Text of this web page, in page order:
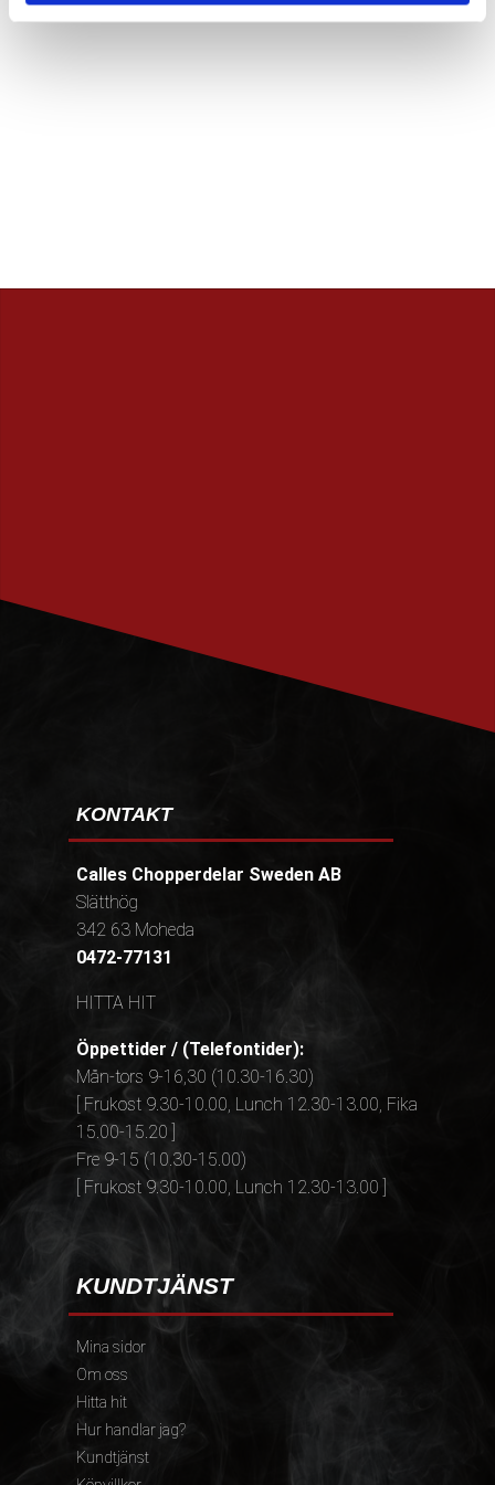
KONTAKT
Calles Chopperdelar Sweden AB
Slätthög
342 63 Moheda
0472-77131
HITTA HIT
Öppettider / (Telefontider):
Mån-tors 9-16,30 (10.30-16.30)
[ Frukost 9.30-10.00, Lunch 12.30-13.00, Fika
15.00-15.20 ]
Fre 9-15 (10.30-15.00)
[ Frukost 9.30-10.00, Lunch 12.30-13.00 ]
KUNDTJÄNST
Mina sidor
Om oss
Hitta hit
Hur handlar jag?
Kundtjänst